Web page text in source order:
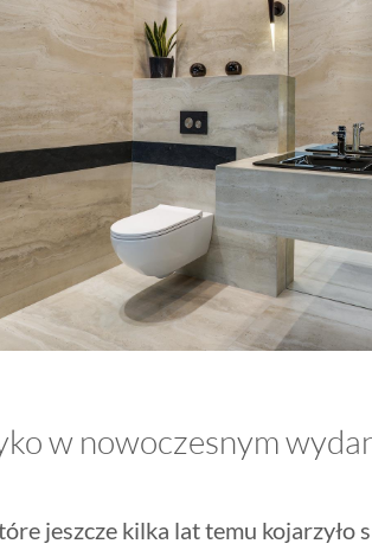
w nowoczesnym
jeszcze kilka lat temu kojarzyło